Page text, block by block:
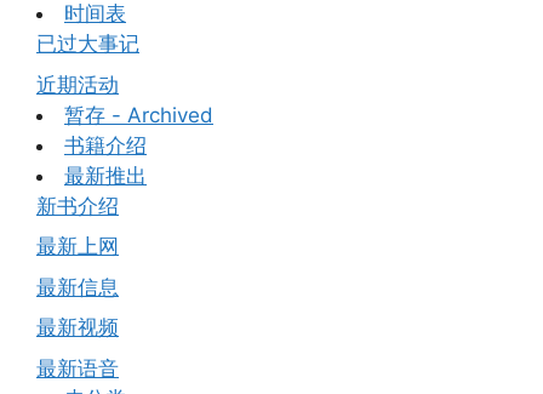
时间表
已过大事记
近期活动
暂存 - Archived
书籍介绍
最新推出
新书介绍
最新上网
最新信息
最新视频
最新语音